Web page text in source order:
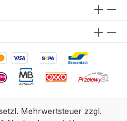
Mehrwertsteuer zzgl.